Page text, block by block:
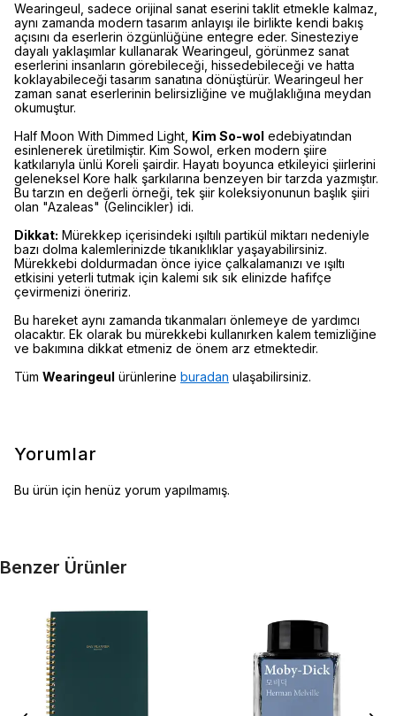
Wearingeul, sadece orijinal sanat eserini taklit etmekle kalmaz,
aynı zamanda modern tasarım anlayışı ile birlikte kendi bakış
açısını da eserlerin özgünlüğüne entegre eder. Sinesteziye
dayalı yaklaşımlar kullanarak Wearingeul, görünmez sanat
eserlerini insanların görebileceği, hissedebileceği ve hatta
koklayabileceği tasarım sanatına dönüştürür. Wearingeul her
zaman sanat eserlerinin belirsizliğine ve muğlaklığına meydan
okumuştur.
Half Moon With Dimmed Light, Kim So-wol edebiyatından
esinlenerek üretilmiştir. Kim Sowol, erken modern şiire
katkılarıyla ünlü Koreli şairdir. Hayatı boyunca etkileyici şiirlerini
geleneksel Kore halk şarkılarına benzeyen bir tarzda yazmıştır.
Bu tarzın en değerli örneği, tek şiir koleksiyonunun başlık şiiri
olan "Azaleas" (Gelincikler) idi.
Dikkat: Mürekkep içerisindeki ışıltılı partikül miktarı nedeniyle
bazı dolma kalemlerinizde tıkanıklıklar yaşayabilirsiniz.
Mürekkebi doldurmadan önce iyice çalkalamanızı ve ışıltı
etkisini yeterli tutmak için kalemi sık sık elinizde hafifçe
çevirmenizi öneririz.
Bu hareket aynı zamanda tıkanmaları önlemeye de yardımcı
olacaktır. Ek olarak bu mürekkebi kullanırken kalem temizliğine
ve bakımına dikkat etmeniz de önem arz etmektedir.
Tüm Wearingeul ürünlerine buradan ulaşabilirsiniz.
Yorumlar
Bu ürün için henüz yorum yapılmamış.
Benzer Ürünler